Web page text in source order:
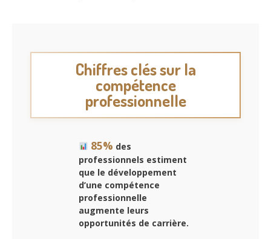
Chiffres clés sur la
compétence
professionnelle
85% des
professionnels estiment
que le développement
d’une compétence
professionnelle
augmente leurs
opportunités de carrière.